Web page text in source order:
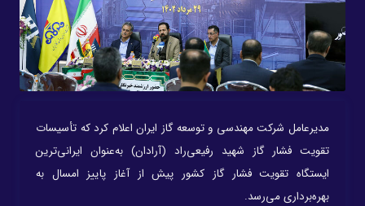
مدیرعامل شرکت مهندسی و توسعه گاز ایران اعلام کرد که تأسیسات
تقویت فشار گاز شهید رفیعی‌راد (آرادان) به‌عنوان ایرانی‌ترین
ایستگاه تقویت فشار گاز کشور پیش از آغاز پاییز امسال به
بهره‌برداری می‌رسد.